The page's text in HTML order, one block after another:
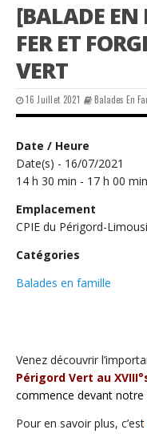
[BALADE EN
FER ET
VERT
16 Juillet 2021 Balades En
Date / Heure
Date(s) - 16/07/2021
14 h 30 min - 17 h 00 min
Emplacement
CPIE du Périgord-
Catégories
Balades en famille
Venez découvrir
Périgord Vert au
commence devant notre
Pour en savoir plus, c’est